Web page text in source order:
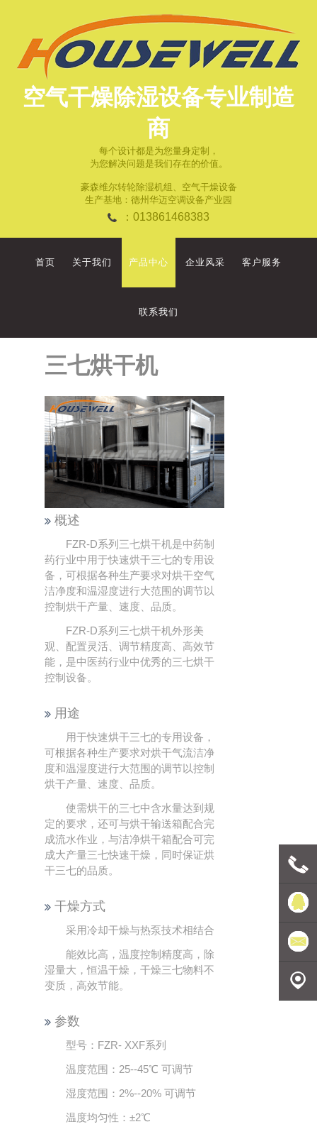
空气干燥除湿设备专业制造
商
每个设计都是为您量身定制，
为您解决问题是我们存在的价值。
豪森维尔转轮除湿机组、空气干燥设备
生产基地：德州华迈空调设备产业园
：013861468383
首页 关于我们 产品中心 企业风采 客户服务
联系我们
三七烘干机
概述
FZR-D系列三七烘干机是中药制
药行业中用于快速烘干三七的专用设
备，可根据各种生产要求对烘干空气
洁净度和温湿度进行大范围的调节以
控制烘干产量、速度、品质。
FZR-D系列三七烘干机外形美
观、配置灵活、调节精度高、高效节
能，是中医药行业中优秀的三七烘干
控制设备。
用途
用于快速烘干三七的专用设备，
可根据各种生产要求对烘干气流洁净
度和温湿度进行大范围的调节以控制
烘干产量、速度、品质。
使需烘干的三七中含水量达到规
定的要求，还可与烘干输送箱配合完
成流水作业，与洁净烘干箱配合可完
成大产量三七快速干燥，同时保证烘
干三七的品质。
干燥方式
采用冷却干燥与热泵技术相结合
能效比高，温度控制精度高，除
湿量大，恒温干燥，干燥三七物料不
变质，高效节能。
参数
型号：FZR- XXF系列
温度范围：25--45℃ 可调节
湿度范围：2%--20% 可调节
温度均匀性：±2℃
联系电
话
豪森维
发送邮